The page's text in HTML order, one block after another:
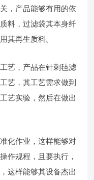
，产品能够有用的依
料，过滤袋其本身纤
其再生质料。
艺，产品在针刺毡滤
艺，其工艺需求做到
艺实验，然后在做出
化作业，这样能够对
作规程，且要执行，
这样能够其设备杰出